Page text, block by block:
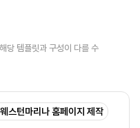
당 템플릿과 구성이 다를 수